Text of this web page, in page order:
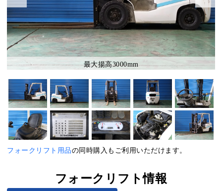
最大揚高3000mm
フォークリフト用品の同時購入もご利用いただけます。
フォークリフト情報